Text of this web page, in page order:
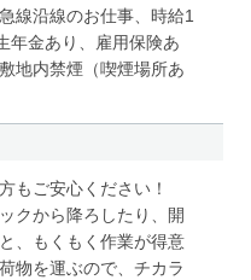
線沿線のお仕事、時給1
年金あり、雇用保険あ
地内禁煙（喫煙場所あ
もご安心ください！
クから降ろしたり、開
、もくもく作業が得意
物を運ぶので、チカラ